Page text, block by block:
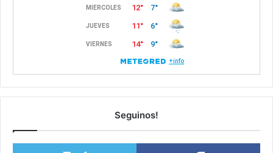
Seguinos!